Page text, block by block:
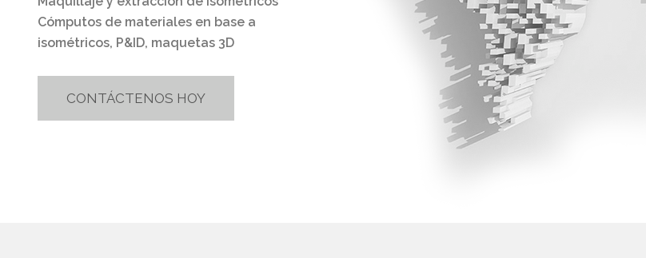
Cómputos de materiales en base a
isométricos, P&ID, maquetas 3D
CONTÁCTENOS HOY